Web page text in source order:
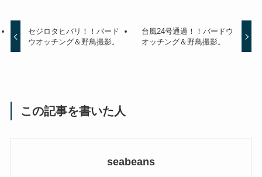
セジロタヒバリ！！バード
ウオッチング＆野鳥撮影。
台風24号通過！！バードウ
オッチング＆野鳥撮影。
この記事を書いた人
seabeans